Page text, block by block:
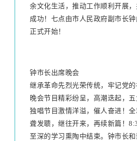
余文化生活，推动工作顺利开展
成功！七点由市人民政府副市长
正式开始！
钟市长出席晚会
继承革命先烈光荣传统，牢记党
晚会节目精彩纷呈，高潮迭起，
独唱节目激情洋溢，催人奋进！
聋发聩，继往开来，再续新篇！
至深的学习熏陶中结束。钟市长